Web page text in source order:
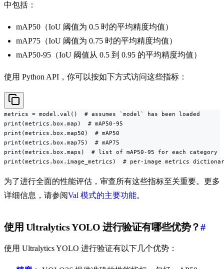
中包括：
mAP50（IoU 阈值为 0.5 时的平均精度均值）
mAP75（IoU 阈值为 0.75 时的平均精度均值）
mAP50-95（IoU 阈值从 0.5 到 0.95 的平均精度均值）
使用 Python API，你可以按如下方式访问这些指标：
metrics = model.val()  # assumes `model` has been loaded
print(metrics.box.map)  # mAP50-95
print(metrics.box.map50)  # mAP50
print(metrics.box.map75)  # mAP75
print(metrics.box.maps)  # list of mAP50-95 for each category
print(metrics.box.image_metrics)  # per-image metrics
为了进行全面的性能评估，审查所有这些指标至关重要。更多
详细信息，请参阅Val 模式的主要功能。
使用 Ultralytics YOLO 进行验证有哪些优势？#
使用 Ultralytics YOLO 进行验证有以下几个优势：